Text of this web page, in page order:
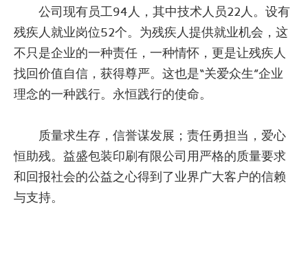
公司现有员工94人，其中技术人员22人。设有
残疾人就业岗位52个。为残疾人提供就业机会，这
不只是企业的一种责任，一种情怀，更是让残疾人
找回价值自信，获得尊严。这也是“关爱众生”企业
理念的一种践行。永恒践行的使命。
质量求生存，信誉谋发展；责任勇担当，爱心
恒助残。益盛包装印刷有限公司用严格的质量要求
和回报社会的公益之心得到了业界广大客户的信赖
与支持。